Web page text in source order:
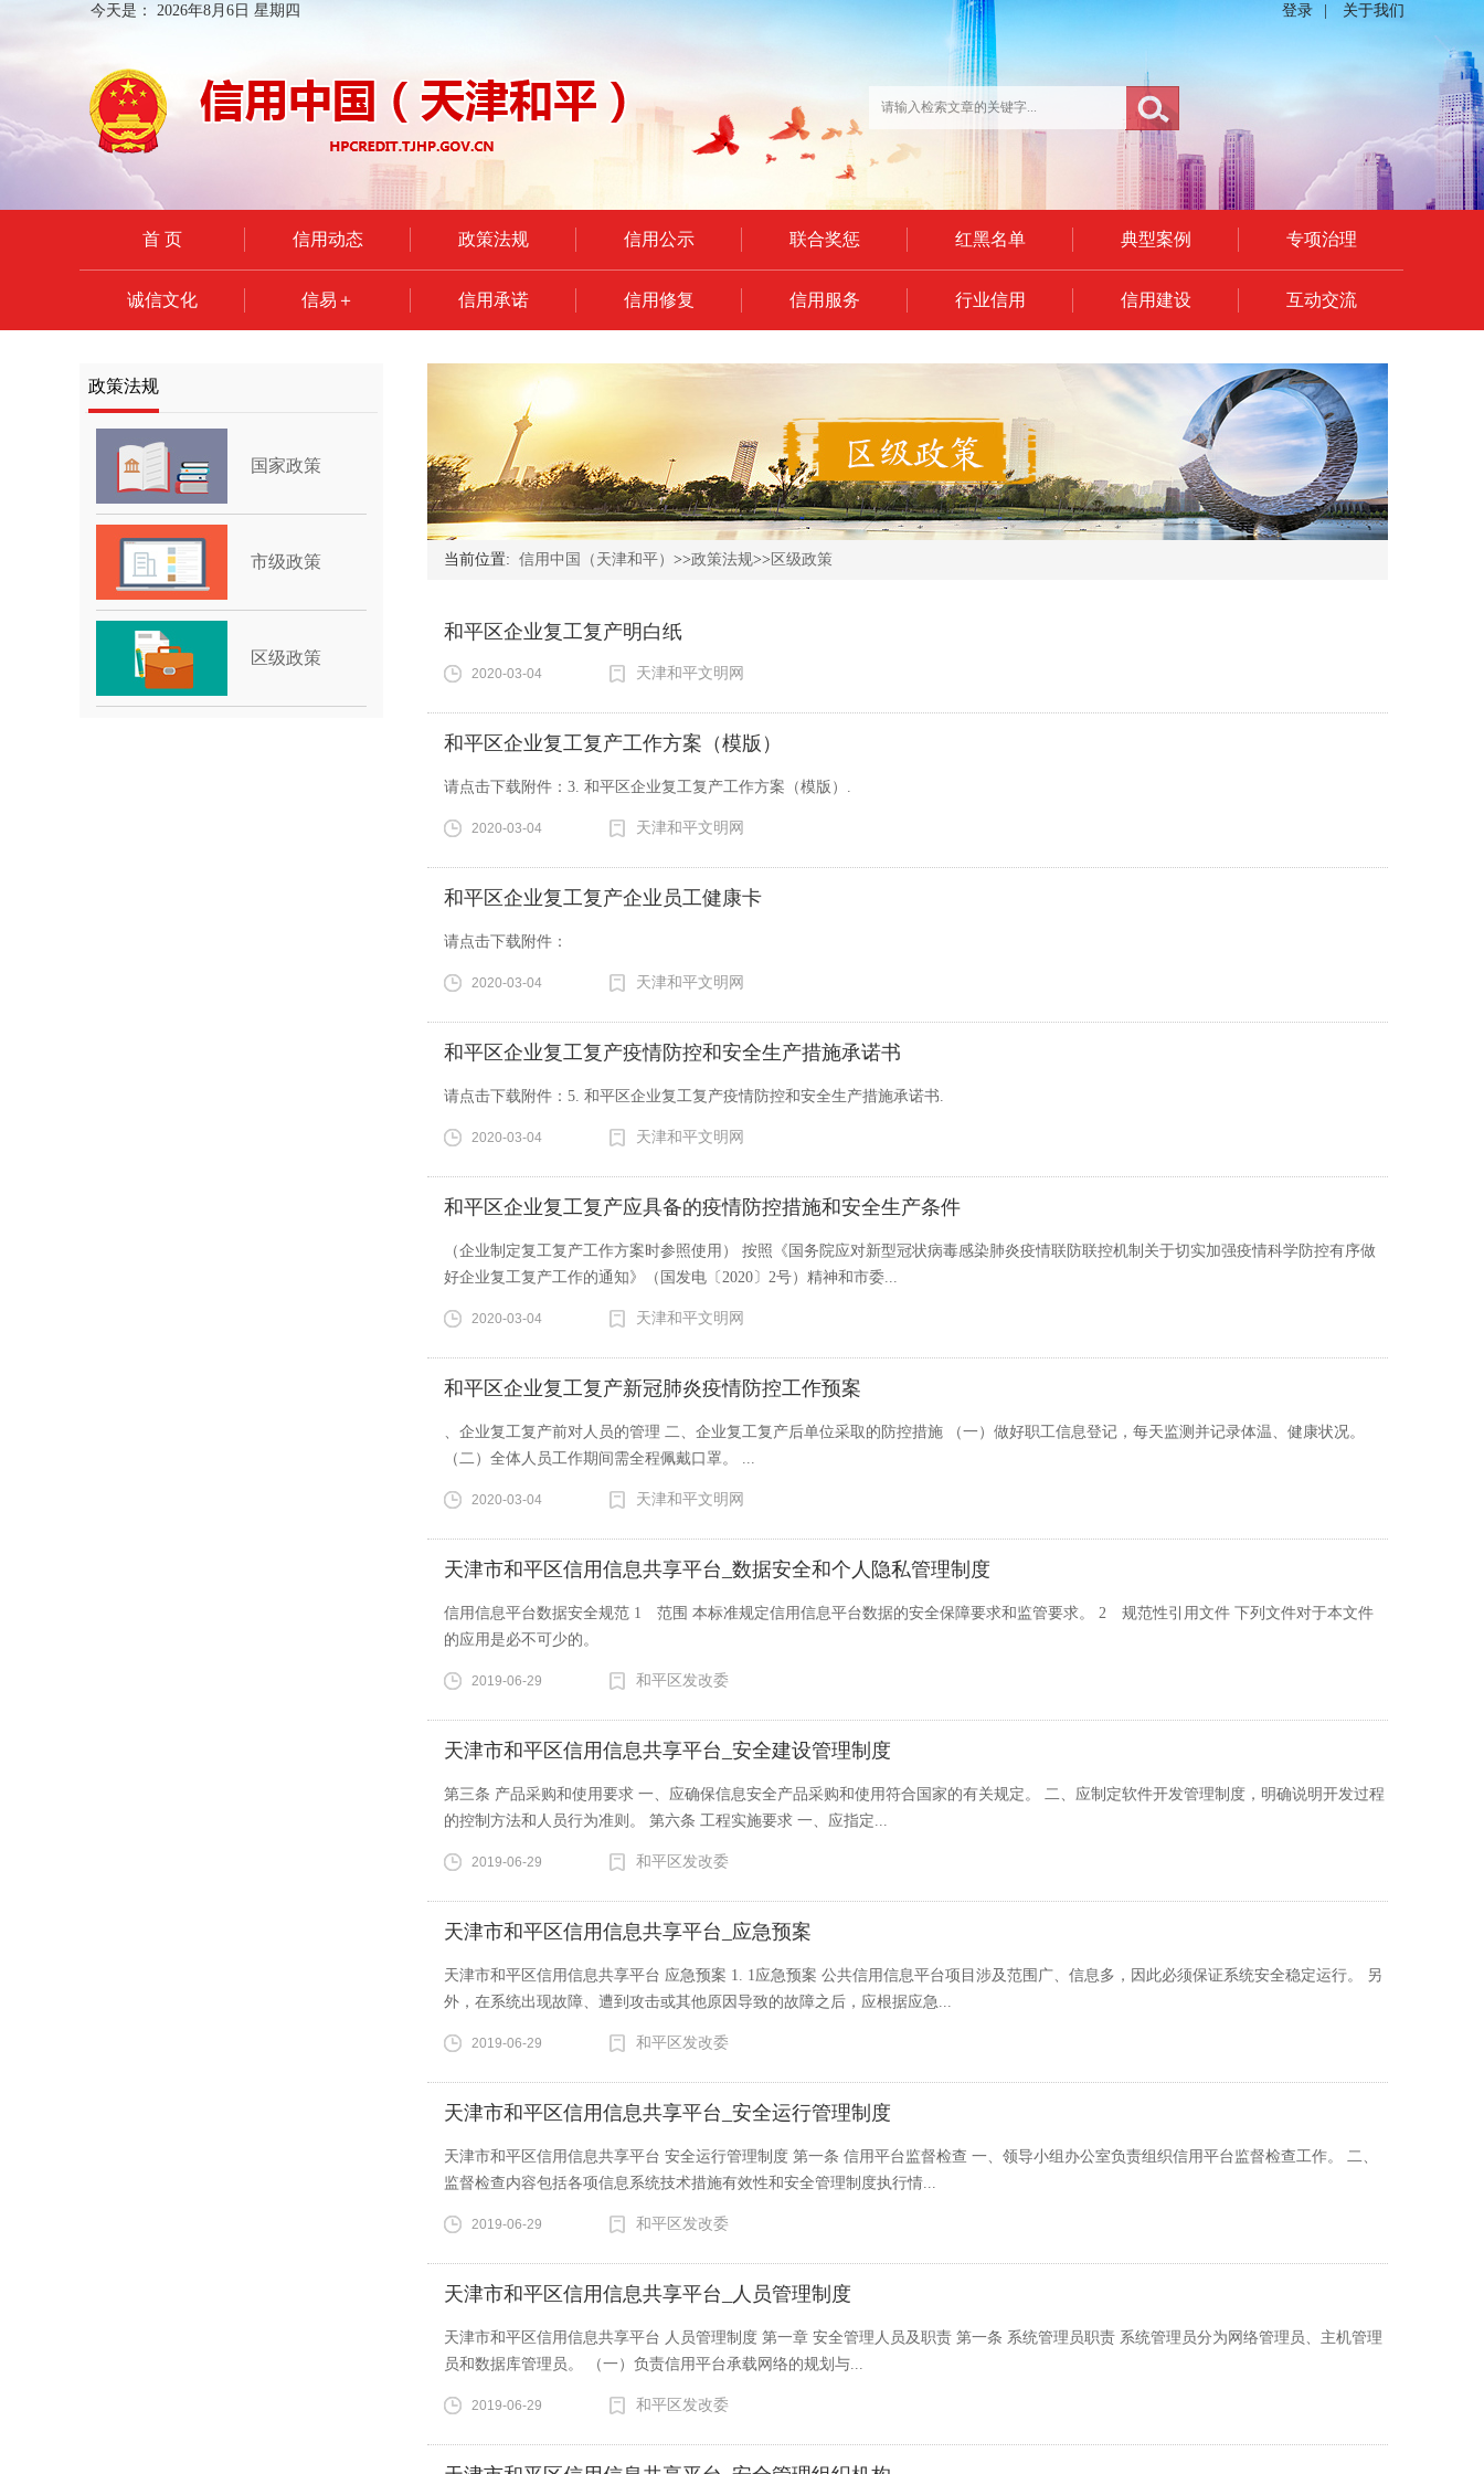
今天是： 2026年8月6日 星期四 登录 关于我们
首 页 信用动态 政策法规 信用公示 联合奖惩 红黑名单 典型案例 专项治理
诚信文化 信易＋ 信用承诺 信用修复 信用服务 行业信用 信用建设 互动交流
政策法规
国家政策
市级政策
区级政策
当前位置: 信用中国（天津和平） >>政策法规>> 区级政策
和平区企业复工复产明白纸
2020-03-04 天津和平文明网
和平区企业复工复产工作方案（模版）
请点击下载附件：3. 和平区企业复工复产工作方案（模版）.
2020-03-04 天津和平文明网
和平区企业复工复产企业员工健康卡
请点击下载附件：
2020-03-04 天津和平文明网
和平区企业复工复产疫情防控和安全生产措施承诺书
请点击下载附件：5. 和平区企业复工复产疫情防控和安全生产措施承诺书.
2020-03-04 天津和平文明网
和平区企业复工复产应具备的疫情防控措施和安全生产条件
（企业制定复工复产工作方案时参照使用） 按照《国务院应对新型冠状病毒感染肺炎疫情联防联控机制关于切实加强疫情科学防控有序做
好企业复工复产工作的通知》（国发电〔2020〕2号）精神和市委...
2020-03-04 天津和平文明网
和平区企业复工复产新冠肺炎疫情防控工作预案
、企业复工复产前对人员的管理 二、企业复工复产后单位采取的防控措施 （一）做好职工信息登记，每天监测并记录体温、健康状况。
（二）全体人员工作期间需全程佩戴口罩。 ...
2020-03-04 天津和平文明网
天津市和平区信用信息共享平台_数据安全和个人隐私管理制度
信用信息平台数据安全规范 1 范围 本标准规定信用信息平台数据的安全保障要求和监管要求。 2 规范性引用文件 下列文件对于本文件
的应用是必不可少的。
2019-06-29 和平区发改委
天津市和平区信用信息共享平台_安全建设管理制度
第三条 产品采购和使用要求 一、应确保信息安全产品采购和使用符合国家的有关规定。 二、应制定软件开发管理制度，明确说明开发过程
的控制方法和人员行为准则。 第六条 工程实施要求 一、应指定...
2019-06-29 和平区发改委
天津市和平区信用信息共享平台_应急预案
天津市和平区信用信息共享平台 应急预案 1. 1应急预案 公共信用信息平台项目涉及范围广、信息多，因此必须保证系统安全稳定运行。 另
外，在系统出现故障、遭到攻击或其他原因导致的故障之后，应根据应急...
2019-06-29 和平区发改委
天津市和平区信用信息共享平台_安全运行管理制度
天津市和平区信用信息共享平台 安全运行管理制度 第一条 信用平台监督检查 一、领导小组办公室负责组织信用平台监督检查工作。 二、
监督检查内容包括各项信息系统技术措施有效性和安全管理制度执行情...
2019-06-29 和平区发改委
天津市和平区信用信息共享平台_人员管理制度
天津市和平区信用信息共享平台 人员管理制度 第一章 安全管理人员及职责 第一条 系统管理员职责 系统管理员分为网络管理员、主机管理
员和数据库管理员。 （一）负责信用平台承载网络的规划与...
2019-06-29 和平区发改委